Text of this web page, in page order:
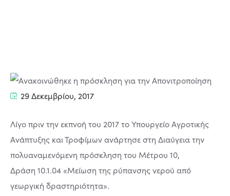
29 Δεκεμβρίου, 2017
Λίγο πριν την εκπνοή του 2017 το Υπουργείο Αγροτικής
Ανάπτυξης και Τροφίμων ανάρτησε στη Διαύγεια την
πολυαναμενόμενη πρόσκληση του Μέτρου 10,
Δράση 10.1.04 «Μείωση της ρύπανσης νερού από
γεωργική δραστηριότητα».